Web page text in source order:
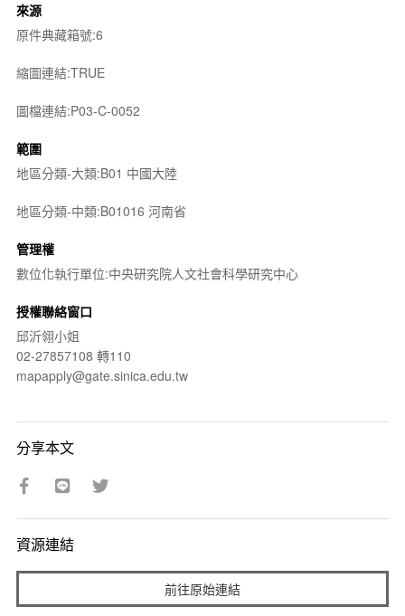
來源
原件典藏箱號:6
縮圖連結:TRUE
圖檔連結:P03-C-0052
範圍
地區分類-大類:B01 中國大陸
地區分類-中類:B01016 河南省
管理權
數位化執行單位:中央研究院人文社會科學研究中心
授權聯絡窗口
邱沂翎小姐
02-27857108 轉110
mapapply@gate.sinica.edu.tw
分享本文
資源連結
前往原始連結